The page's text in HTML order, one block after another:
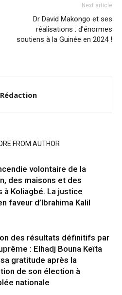
Next article
Dr David Makongo et ses
réalisations : d’énormes
soutiens à la Guinée en 2024 !
FROM AUTHOR
volontaire de la
des maisons et des
à Koliagbé. La justice
faveur d’Ibrahima Kalil
des résultats définitifs par
: Elhadj Bouna Keïta
gratitude après la
de son élection à
nationale